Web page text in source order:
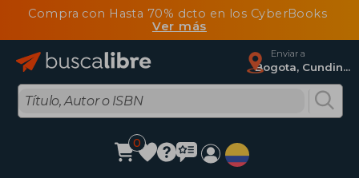
Compra con Hasta 70% dcto en los CyberBooks
Ver más
Enviar a
Bogota, Cundinamarca
0